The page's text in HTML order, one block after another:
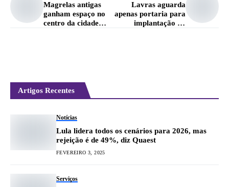
Magrelas antigas
ganham espaço no
centro da cidade
Lavras aguarda
apenas portaria para
implantação da
Artigos Recentes
Notícias
Lula lidera todos os cenários para 2026, mas
rejeição é de 49%, diz Quaest
FEVEREIRO 3, 2025
Serviços